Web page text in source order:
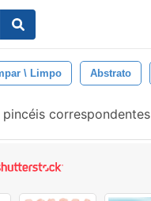
\ Limpo Abstrato
pincéis correspondentes